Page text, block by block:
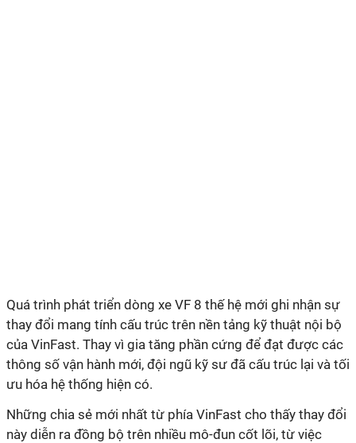
Quá trình phát triển dòng xe VF 8 thế hệ mới ghi nhận sự
thay đổi mang tính cấu trúc trên nền tảng kỹ thuật nội bộ
của VinFast. Thay vì gia tăng phần cứng để đạt được các
thông số vận hành mới, đội ngũ kỹ sư đã cấu trúc lại và tối
ưu hóa hệ thống hiện có.
Những chia sẻ mới nhất từ phía VinFast cho thấy thay đổi
này diễn ra đồng bộ trên nhiều mô-đun cốt lõi, từ việc